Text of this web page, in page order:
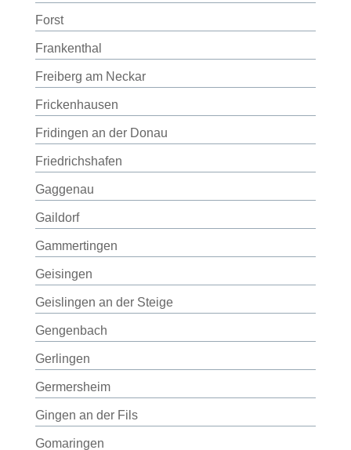
Forst
Frankenthal
Freiberg am Neckar
Frickenhausen
Fridingen an der Donau
Friedrichshafen
Gaggenau
Gaildorf
Gammertingen
Geisingen
Geislingen an der Steige
Gengenbach
Gerlingen
Germersheim
Gingen an der Fils
Gomaringen